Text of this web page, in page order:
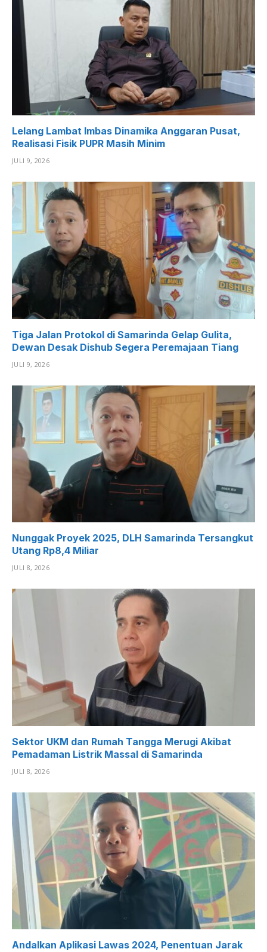
Lelang Lambat Imbas Dinamika Anggaran Pusat,
Realisasi Fisik PUPR Masih Minim
JULI 9, 2026
Tiga Jalan Protokol di Samarinda Gelap Gulita,
Dewan Desak Dishub Segera Peremajaan Tiang
JULI 9, 2026
Nunggak Proyek 2025, DLH Samarinda Tersangkut
Utang Rp8,4 Miliar
JULI 8, 2026
Sektor UKM dan Rumah Tangga Merugi Akibat
Pemadaman Listrik Massal di Samarinda
JULI 8, 2026
Andalkan Aplikasi Lawas 2024, Penentuan Jarak